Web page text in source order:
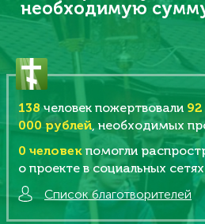
необходимую
138человек пожертвовали 92
000 рублей, необходимых
0 человек помогли
о проекте в социальных сетях
Список благотворителей